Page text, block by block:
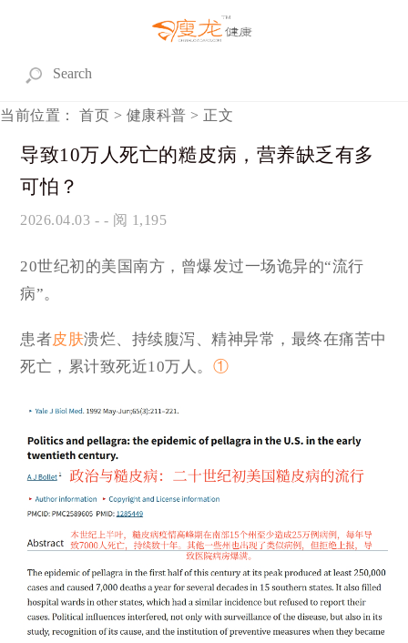
当前位置： 首页 > 健康科普 > 正文
导致10万人死亡的糙皮病，营养缺乏有多
可怕？
2026.04.03 - - 阅 1,195
20世纪初的美国南方，曾爆发过一场诡异的“流行
病”。
患者皮肤溃烂、持续腹泻、精神异常，最终在痛苦中
死亡，累计致死近10万人。 ①